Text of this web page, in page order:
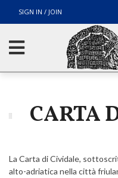
SIGN IN / JOIN
CARTA
La Carta di Cividale,
alto-adriatica nella città